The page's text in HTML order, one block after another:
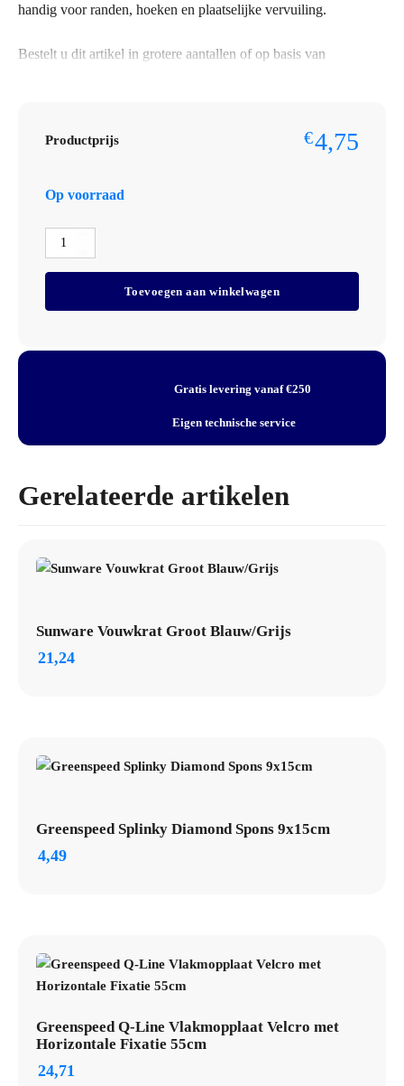
handig voor randen, hoeken en plaatselijke vervuiling.
Bestelt u dit artikel in grotere aantallen of op basis van
toepassing past bij het bestaande Greenspeed-systeem.
Specificaties
Merk: Greenspeed
Artikel: Greenspeed Handscrubby Flex Groen 14x10cm
Type: handschrobpad
Toepassing: plaatselijke reiniging en schrobben
Productprijs €4,75
Op voorraad
Greenspeed
Handscrubby
Flex
14x10cm
Toevoegen aan winkelwagen
Gratis levering vanaf €250
Eigen technische service
Gerelateerde artikelen
Sunware Vouwkrat Groot Blauw/Grijs
21,24
Greenspeed Splinky Diamond Spons 9x15cm
4,49
Greenspeed Q-Line Vlakmopplaat Velcro met
Horizontale Fixatie 55cm
24,71